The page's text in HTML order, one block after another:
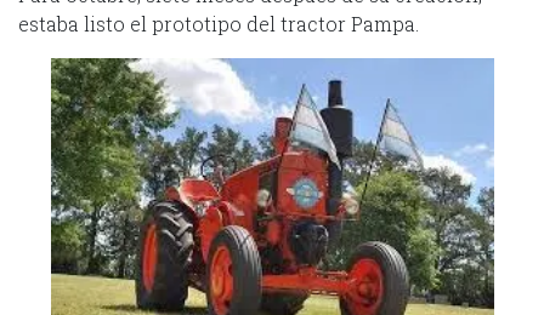
estaba listo el prototipo del tractor Pampa.